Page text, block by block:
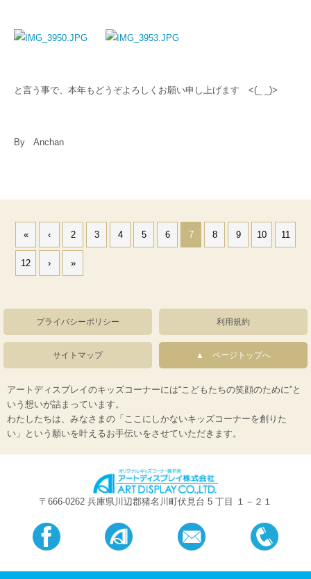
と言う事で、本年もどうぞよろしくお願い申し上げます <(_ _)>
By Anchan
« ‹ 2 3 4 5 6 7 8 9 10 11
12 › »
プライバシーポリシー 利用規約
サイトマップ ページトップへ
アートディスプレイのキッズコーナーには“こどもたちの笑顔のために”と
いう想いが詰まっています。
わたしたちは、みなさまの「ここにしかないキッズコーナーを創りた
い」という願いを叶えるお手伝いをさせていただきます。
〒666-0262 兵庫県川辺郡猪名川町伏見台 5 丁目 １－２１